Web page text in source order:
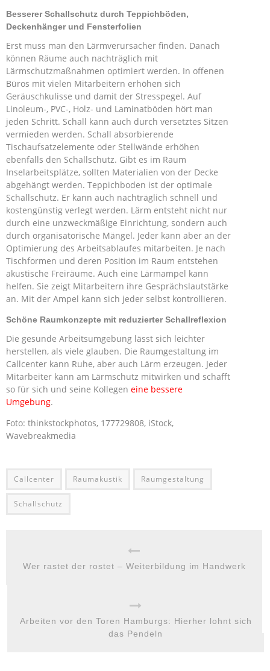
Besserer Schallschutz durch Teppichböden,
Deckenhänger und Fensterfolien
Erst muss man den Lärmverursacher finden. Danach
können Räume auch nachträglich mit
Lärmschutzmaßnahmen optimiert werden. In offenen
Büros mit vielen Mitarbeitern erhöhen sich
Geräuschkulisse und damit der Stresspegel. Auf
Linoleum-, PVC-, Holz- und Laminatböden hört man
jeden Schritt. Schall kann auch durch versetztes Sitzen
vermieden werden. Schall absorbierende
Tischaufsatzelemente oder Stellwände erhöhen
ebenfalls den Schallschutz. Gibt es im Raum
Inselarbeitsplätze, sollten Materialien von der Decke
abgehängt werden. Teppichboden ist der optimale
Schallschutz. Er kann auch nachträglich schnell und
kostengünstig verlegt werden. Lärm entsteht nicht nur
durch eine unzweckmäßige Einrichtung, sondern auch
durch organisatorische Mängel. Jeder kann aber an der
Optimierung des Arbeitsablaufes mitarbeiten. Je nach
Tischformen und deren Position im Raum entstehen
akustische Freiräume. Auch eine Lärmampel kann
helfen. Sie zeigt Mitarbeitern ihre Gesprächslautstärke
an. Mit der Ampel kann sich jeder selbst kontrollieren.
Schöne Raumkonzepte mit reduzierter Schallreflexion
Die gesunde Arbeitsumgebung lässt sich leichter
herstellen, als viele glauben. Die Raumgestaltung im
Callcenter kann Ruhe, aber auch Lärm erzeugen. Jeder
Mitarbeiter kann am Lärmschutz mitwirken und schafft
so für sich und seine Kollegen eine bessere
Umgebung.
Foto: thinkstockphotos, 177729808, iStock,
Wavebreakmedia
Callcenter Raumakustik Raumgestaltung
Schallschutz
Wer rastet der rostet – Weiterbildung im Handwerk
Arbeiten vor den Toren Hamburgs: Hierher lohnt sich
das Pendeln